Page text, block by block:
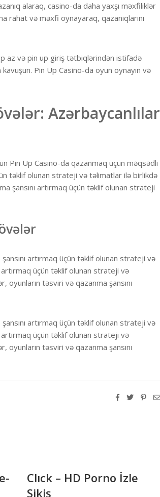
alaraq, casino-da daha yaxşı məxfiliklər
rahat və məxfi oynayaraq, qazanıqlarını
az və pin up giriş tətbiqlərindən istifadə
Pin Up Casino-da oyun oynayın və
Azərbaycanlılar
Pin Up Casino-da qazanmaq üçün məqsədli
təklif olunan strateji və təlimatlar ilə birlikdə
şansını artırmaq üçün təklif olunan strateji
artırmaq üçün təklif olunan strateji və
üçün təklif olunan strateji və
təsviri və qazanma şansını
artırmaq üçün təklif olunan strateji və
üçün təklif olunan strateji və
təsviri və qazanma şansını
Clıck – HD Porno İzle
Sikiş